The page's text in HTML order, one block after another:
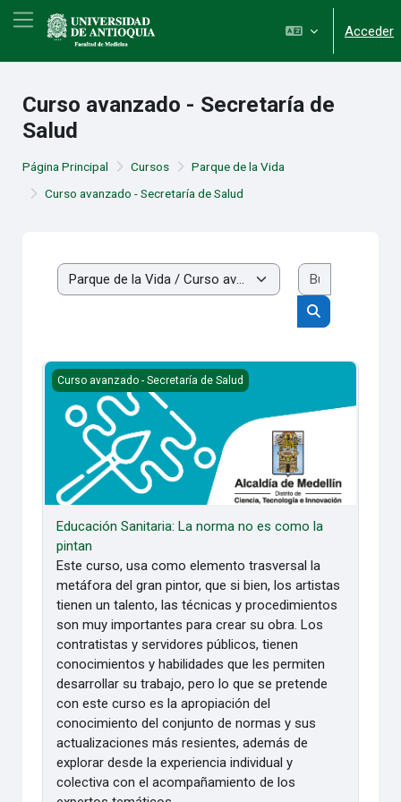
Salta al contenido principal
Panel lateral
Acceder
Curso avanzado - Secretaría de
Salud
Página Principal Cursos
Parque de la Vida
Curso avanzado - Secretaría de Salud
Categorías
Buscar cursos
Educación Sanitaria: La norma no es como la pintan
Curso avanzado - Secretaría de Salud
Educación Sanitaria: La norma no es como la
pintan
Este curso, usa como elemento trasversal la
metáfora del gran pintor, que si bien, los artistas
tienen un talento, las técnicas y procedimientos
son muy importantes para crear su obra. Los
contratistas y servidores públicos, tienen
conocimientos y habilidades que les permiten
desarrollar su trabajo, pero lo que se pretende
con este curso es la apropiación del
conocimiento del conjunto de normas y sus
actualizaciones más resientes, además de
explorar desde la experiencia individual y
colectiva con el acompañamiento de los